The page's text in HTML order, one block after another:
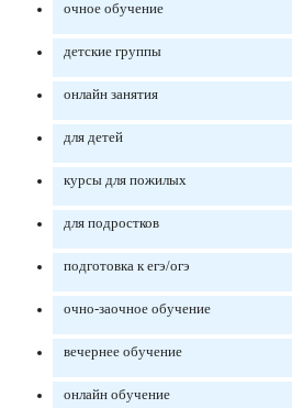
очное обучение
детские группы
онлайн занятия
для детей
курсы для пожилых
для подростков
подготовка к егэ/огэ
очно-заочное обучение
вечернее обучение
онлайн обучение